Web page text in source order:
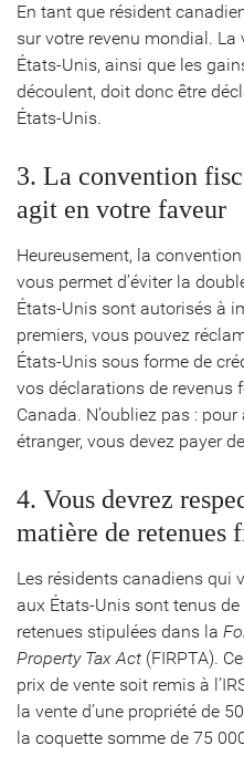
En tant que résident
sur votre revenu mondial. La
États-Unis, ainsi que les
découlent, doit donc être
États-Unis.
3. La convention
agit en votre faveur
Heureusement, la
vous permet d’éviter la
États-Unis sont autorisés à
premiers, vous pouvez
États-Unis sous forme de
vos déclarations de revenus
Canada. N’oubliez pas :
étranger, vous devez payer
4. Vous devrez
matière de retenues
Les résidents canadiens qui
aux États-Unis sont tenus
retenues stipulées dans la
Property Tax Act (FIRPTA).
prix de vente soit remis à
la vente d’une propriété de
la coquette somme de 75